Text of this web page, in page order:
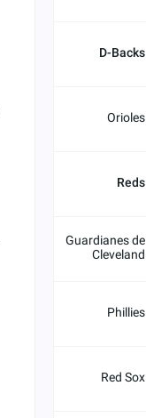
D-Backs
Orioles
Reds
Guardianes de
Cleveland
Phillies
Red Sox